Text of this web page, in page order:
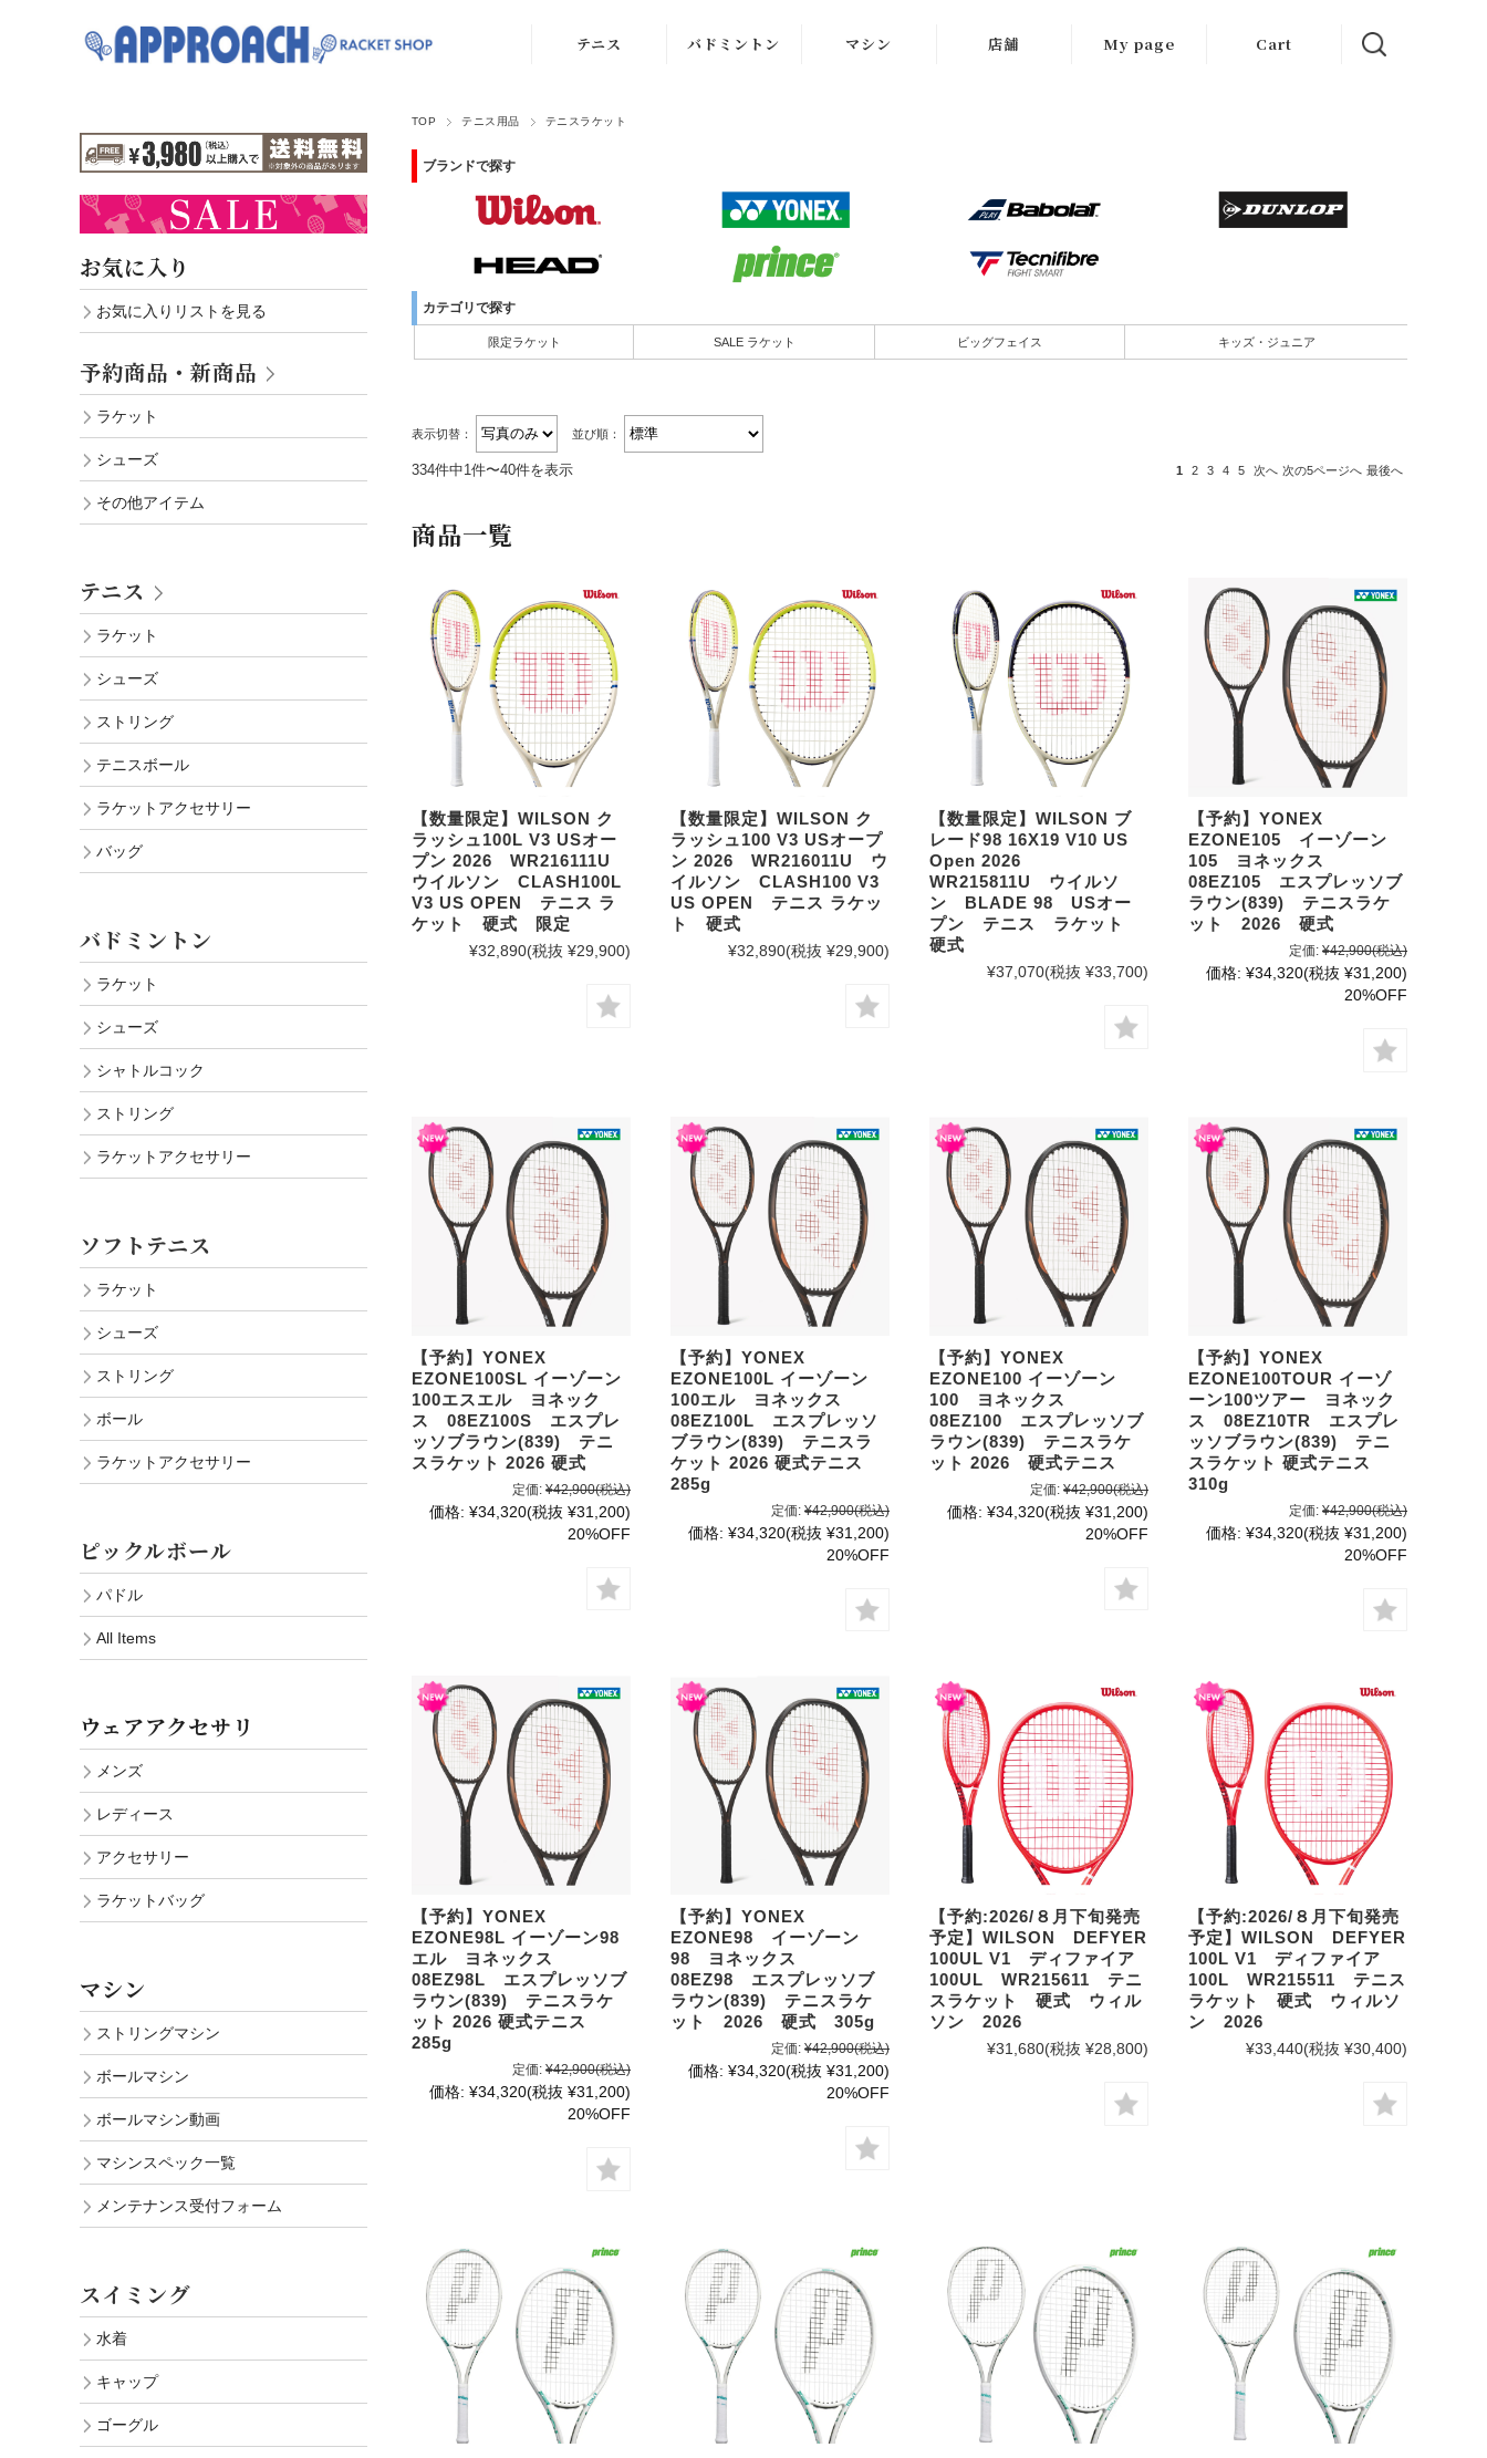
テニス バドミントン
ストリング
シャトルコック
アクセサリ
マシン
マシン紹介動画
修理メンテナンス
店舗
岐阜店
My page Cart
TOP テニス用品 テニスラケット
ブランドで探す
カテゴリで探す
限定ラケット SALE ラケット ビッグフェイス キッズ・ジュニア
表示切替： 並び順：
334件中1件〜40件を表示 1 2 3 4 5 次へ 次の5ページへ 最後へ
商品一覧
【数量限定】WILSON ク
ラッシュ100L V3 USオー
プン 2026 WR216111U
ウイルソン CLASH100L
V3 US OPEN テニス ラ
ケット 硬式 限定
¥32,890(税抜 ¥29,900)
【数量限定】WILSON ク
ラッシュ100 V3 USオープ
ン 2026 WR216011U ウ
イルソン CLASH100 V3
US OPEN テニス ラケッ
ト 硬式
¥32,890(税抜 ¥29,900)
【数量限定】WILSON ブ
レード98 16X19 V10 US
Open 2026
WR215811U ウイルソ
ン BLADE 98 USオー
プン テニス ラケット
硬式
¥37,070(税抜 ¥33,700)
【予約】YONEX
EZONE105 イーゾーン
105 ヨネックス
08EZ105 エスプレッソブ
ラウン(839) テニスラケ
ット 2026 硬式
定価: ¥42,900(税込)
価格: ¥34,320(税抜 ¥31,200)
20%OFF
【予約】YONEX
EZONE100SL イーゾーン
100エスエル ヨネック
ス 08EZ100S エスプレ
ッソブラウン(839) テニ
スラケット 2026 硬式
定価: ¥42,900(税込)
価格: ¥34,320(税抜 ¥31,200)
20%OFF
【予約】YONEX
EZONE100L イーゾーン
100エル ヨネックス
08EZ100L エスプレッソ
ブラウン(839) テニスラ
ケット 2026 硬式テニス
285g
定価: ¥42,900(税込)
価格: ¥34,320(税抜 ¥31,200)
20%OFF
【予約】YONEX
EZONE100 イーゾーン
100 ヨネックス
08EZ100 エスプレッソブ
ラウン(839) テニスラケ
ット 2026 硬式テニス
定価: ¥42,900(税込)
価格: ¥34,320(税抜 ¥31,200)
20%OFF
【予約】YONEX
EZONE100TOUR イーゾ
ーン100ツアー ヨネック
ス 08EZ10TR エスプレ
ッソブラウン(839) テニ
スラケット 硬式テニス
310g
定価: ¥42,900(税込)
価格: ¥34,320(税抜 ¥31,200)
20%OFF
【予約】YONEX
EZONE98L イーゾーン98
エル ヨネックス
08EZ98L エスプレッソブ
ラウン(839) テニスラケ
ット 2026 硬式テニス
285g
定価: ¥42,900(税込)
価格: ¥34,320(税抜 ¥31,200)
20%OFF
【予約】YONEX
EZONE98 イーゾーン
98 ヨネックス
08EZ98 エスプレッソブ
ラウン(839) テニスラケ
ット 2026 硬式 305g
定価: ¥42,900(税込)
価格: ¥34,320(税抜 ¥31,200)
20%OFF
【予約:2026/８月下旬発売
予定】WILSON DEFYER
100UL V1 ディファイア
100UL WR215611 テニ
スラケット 硬式 ウィル
ソン 2026
¥31,680(税抜 ¥28,800)
【予約:2026/８月下旬発売
予定】WILSON DEFYER
100L V1 ディファイア
100L WR215511 テニス
ラケット 硬式 ウィルソ
ン 2026
¥33,440(税抜 ¥30,400)
お気に入り
お気に入りリストを見る
予約商品・新商品
ラケット
シューズ
その他アイテム
テニス
ラケット
シューズ
ストリング
テニスボール
ラケットアクセサリー
バッグ
バドミントン
ラケット
シューズ
シャトルコック
ストリング
ラケットアクセサリー
ソフトテニス
ラケット
シューズ
ストリング
ボール
ラケットアクセサリー
ピックルボール
パドル
All Items
ウェアアクセサリ
メンズ
レディース
アクセサリー
ラケットバッグ
マシン
ストリングマシン
ボールマシン
ボールマシン動画
マシンスペック一覧
メンテナンス受付フォーム
スイミング
水着
キャップ
ゴーグル